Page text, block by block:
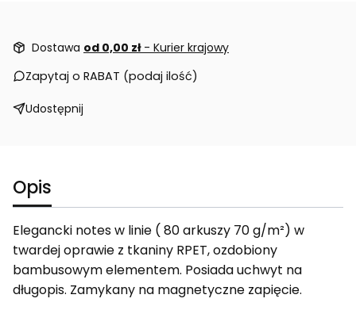
Dostawa od 0,00 zł - Kurier krajowy
Zapytaj o RABAT (podaj ilość)
Udostępnij
Opis
Elegancki notes w linie ( 80 arkuszy 70 g/m²) w
twardej oprawie z tkaniny RPET, ozdobiony
bambusowym elementem. Posiada uchwyt na
długopis. Zamykany na magnetyczne zapięcie.